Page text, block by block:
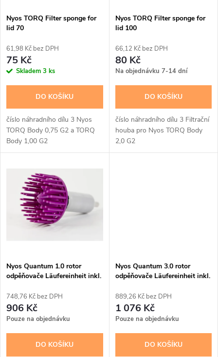
p
r
o
u
k
s
p
r
o
d
u
k
Nyos TORQ Filter sponge for
lid 70
61,98 Kč bez DPH
75 Kč
Skladem 3 ks
DO KOŠÍKU
číslo náhradního dílu 3 Nyos
TORQ Body 0,75 G2 a TORQ
Body 1,00 G2
Nyos TORQ Filter sponge for
lid 100
66,12 Kč bez DPH
80 Kč
Na objednávku 7-14 dní
DO KOŠÍKU
číslo náhradního dílu 3 Filtrační
houba pro Nyos TORQ Body
2,0 G2
Nyos Quantum 1.0 rotor
odpěňovače Läufereinheit inkl.
748,76 Kč bez DPH
906 Kč
Pouze na objednávku
DO KOŠÍKU
Nyos Quantum 3.0 rotor
odpěňovače Läufereinheit inkl.
889,26 Kč bez DPH
1 076 Kč
Pouze na objednávku
DO KOŠÍKU